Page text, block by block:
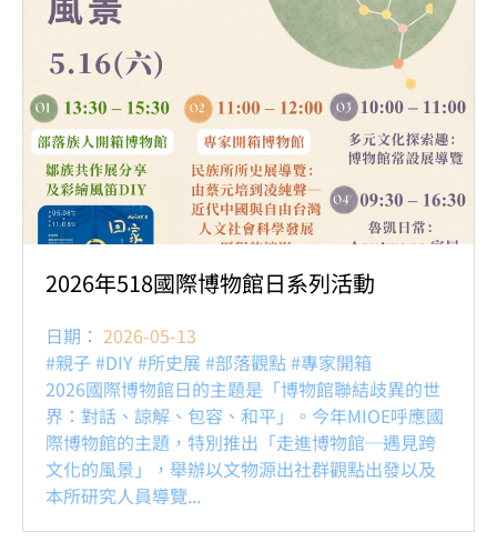
2026年518國際博物館日系列活動
日期： 2026-05-13
#親子 #DIY #所史展 #部落觀點 #專家開箱
2026國際博物館日的主題是「博物館聯結歧異的世
界：對話、諒解、包容、和平」。今年MIOE呼應國
際博物館的主題，特別推出「走進博物館─遇見跨
文化的風景」，舉辦以文物源出社群觀點出發以及
本所研究人員導覽...